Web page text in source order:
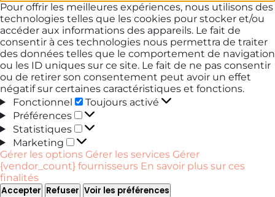
Pour offrir les meilleures expériences, nous utilisons des
technologies telles que les cookies pour stocker et/ou
accéder aux informations des appareils. Le fait de
consentir à ces technologies nous permettra de traiter
des données telles que le comportement de navigation
ou les ID uniques sur ce site. Le fait de ne pas consentir
ou de retirer son consentement peut avoir un effet
négatif sur certaines caractéristiques et fonctions.
Fonctionnel
Fonctionnel
Toujours activé
Préférences
Préférences
Statistiques
Statistiques
Marketing
Marketing
Gérer les options Gérer les services Gérer
{vendor_count} fournisseurs En savoir plus sur ces
finalités
Accepter Refuser Voir les préférences